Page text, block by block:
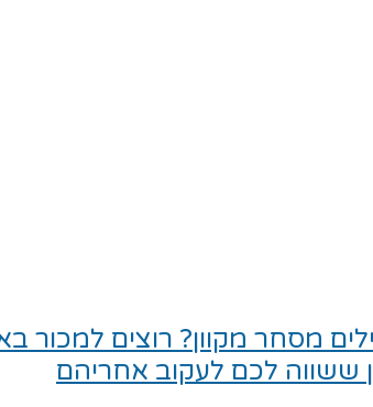
ששווה לכם לעקוב אחריהם